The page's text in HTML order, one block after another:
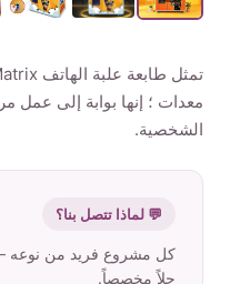
آلة تحضير مشروبات
الم نت ج
معدات ؛ إنها بوابة إلى
الشخصية.
💬 لماذا تتصل بنا؟
كل مشروع فريد من نوعه —
حلاً مخصصاً.